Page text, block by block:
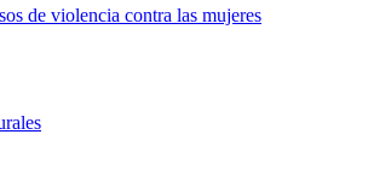
de violencia contra las mujeres